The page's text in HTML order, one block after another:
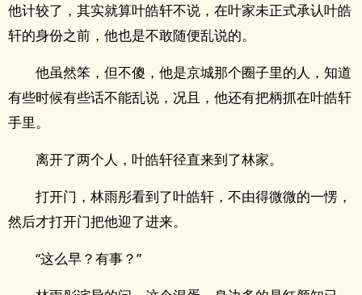
他计较了，其实就算叶皓轩不说，在叶家未正式承认叶皓
轩的身份之前，他也是不敢随便乱说的。
他虽然笨，但不傻，他是京城那个圈子里的人，知道
有些时候有些话不能乱说，况且，他还有把柄抓在叶皓轩
手里。
离开了两个人，叶皓轩径直来到了林家。
打开门，林雨彤看到了叶皓轩，不由得微微的一愣，
然后才打开门把他迎了进来。
“这么早？有事？”